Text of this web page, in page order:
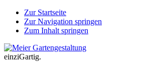
Zur Startseite
Zur Navigation springen
Zum Inhalt springen
einziGartig.